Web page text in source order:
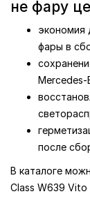
не фару
экономия
фары в
Mercedes-
после
В каталоге
Class W639 Vito